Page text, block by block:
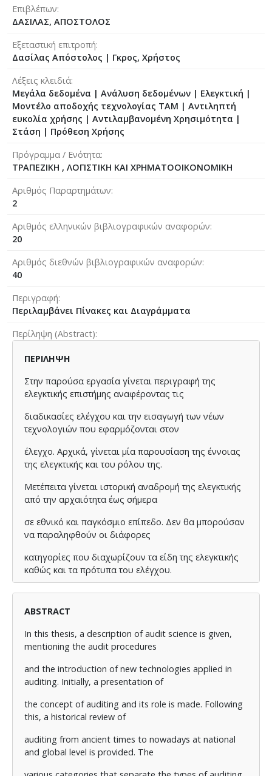
Επιβλέπων
ΔΑΣΙΛΑΣ, ΑΠΟΣΤΟΛΟΣ
Εξεταστική επιτροπή
Δασίλας Απόστολος | Γκρος, Χρήστος
Λέξεις κλειδιά
Μεγάλα δεδομένα | Ανάλυση δεδομένων | Ελεγκτική |
Μοντέλο αποδοχής τεχνολογίας TAM | Αντιληπτή
ευκολία χρήσης | Αντιλαμβανομένη Χρησιμότητα |
Στάση | Πρόθεση Χρήσης
Πρόγραμμα / Ενότητα
ΤΡΑΠΕΖΙΚΗ , ΛΟΓΙΣΤΙΚΗ ΚΑΙ ΧΡΗΜΑΤΟΟΙΚΟΝΟΜΙΚΗ
Αριθμός Παραρτημάτων
2
Αριθμός ελληνικών βιβλιογραφικών αναφορών
20
Αριθμός διεθνών βιβλιογραφικών αναφορών
40
Περιγραφή
Περιλαμβάνει Πίνακες και Διαγράμματα
Περίληψη (Abstract)
ΠΕΡΙΛΗΨΗ
Στην παρούσα εργασία γίνεται περιγραφή της
ελεγκτικής επιστήμης αναφέροντας τις
διαδικασίες ελέγχου και την εισαγωγή των νέων
τεχνολογιών που εφαρμόζονται στον
έλεγχο. Αρχικά, γίνεται μία παρουσίαση της έννοιας
της ελεγκτικής και του ρόλου της.
Μετέπειτα γίνεται ιστορική αναδρομή της ελεγκτικής
από την αρχαιότητα έως σήμερα
σε εθνικό και παγκόσμιο επίπεδο. Δεν θα μπορούσαν
να παραληφθούν οι διάφορες
κατηγορίες που διαχωρίζουν τα είδη της ελεγκτικής
καθώς και τα πρότυπα του ελέγχου.
Στη συνέχεια γίνεται αναφορά στην είσοδο των big
την κατανόηση της έννοιας και
τεχνικών της ανάλυσης
πλεονεκτήματα και τα μειονεκτήματα
έλεγχο. Τέλος, αναφέρονται και
ABSTRACT
In this thesis, a description of audit science is given,
mentioning the audit procedures
and the introduction of new technologies applied in
auditing. Initially, a presentation of
the concept of auditing and its role is made. Following
this, a historical review of
auditing from ancient times to nowadays at national
and global level is provided. The